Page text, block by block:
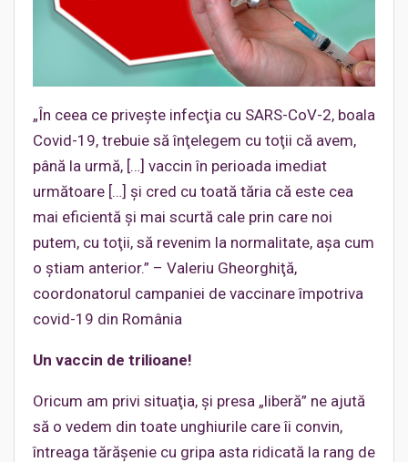
„În ceea ce priveşte infecţia cu SARS-CoV-2, boala
Covid-19, trebuie să înţelegem cu toţii că avem,
până la urmă, […] vaccin în perioada imediat
următoare […] şi cred cu toată tăria că este cea
mai eficientă şi mai scurtă cale prin care noi
putem, cu toţii, să revenim la normalitate, aşa cum
o ştiam anterior.” – Valeriu Gheorghiţă,
coordonatorul campaniei de vaccinare împotriva
covid-19 din România
Un vaccin de trilioane!
Oricum am privi situaţia, şi presa „liberă” ne ajută
să o vedem din toate unghiurile care îi convin,
întreaga tărăşenie cu gripa asta ridicată la rang de